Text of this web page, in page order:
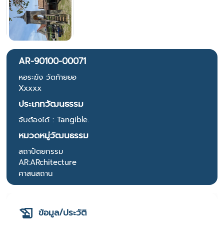
AR-90100-00071
หอระฆัง วัดท้ายยอ
Xxxxx
ประเภทวัฒนธรรม
จับต้องได้ : Tangible.
หมวดหมู่วัฒนธรรม
สถาปัตยกรรม
AR:ARchitecture
ศาสนสถาน
ข้อมูล/ประวัติ